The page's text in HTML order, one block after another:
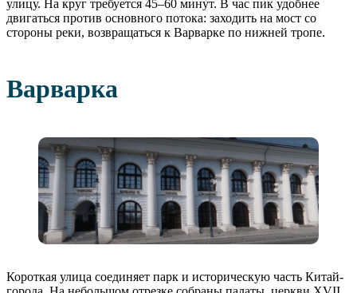
улицу. На круг требуется 45–60 минут. В час пик удобнее
двигаться против основного потока: заходить на мост со
стороны реки, возвращаться к Варварке по нижней тропе.
Варварка
Короткая улица соединяет парк и историческую часть Китай-